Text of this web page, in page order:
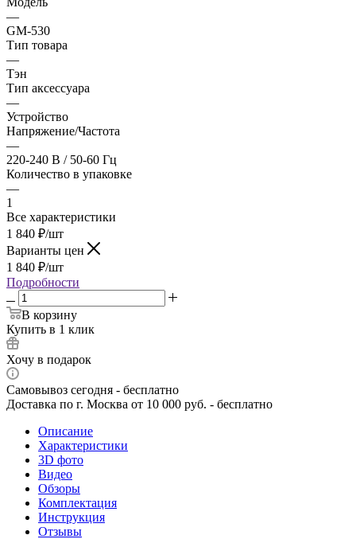
—
GM-530
Тип товара
—
Тэн
Тип аксессуара
—
Устройство
Напряжение/Частота
—
220-240 В / 50-60 Гц
Количество в упаковке
—
1
Все характеристики
1 840 ₽/шт
Варианты цен
1 840 ₽/шт
Подробности
В корзину
Купить в 1 клик
Хочу в подарок
Самовывоз сегодня - бесплатно
Доставка по г. Москва от 10 000 руб. - бесплатно
Описание
Характеристики
3D фото
Видео
Обзоры
Комплектация
Инструкция
Отзывы